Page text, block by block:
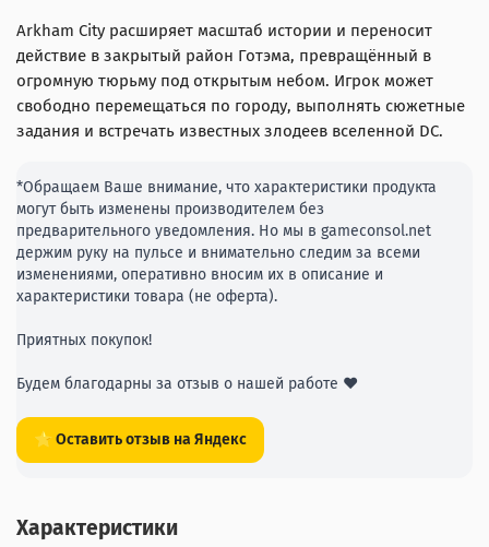
Arkham City расширяет масштаб истории и переносит
действие в закрытый район Готэма, превращённый в
огромную тюрьму под открытым небом. Игрок может
свободно перемещаться по городу, выполнять сюжетные
задания и встречать известных злодеев вселенной DC.
*Обращаем Ваше внимание, что характеристики продукта
могут быть изменены производителем без
предварительного уведомления. Но мы в gameconsol.net
держим руку на пульсе и внимательно следим за всеми
изменениями, оперативно вносим их в описание и
характеристики товара (не оферта).
Приятных покупок!
Будем благодарны за отзыв о нашей работе ❤️
⭐ Оставить отзыв на Яндекс
Характеристики